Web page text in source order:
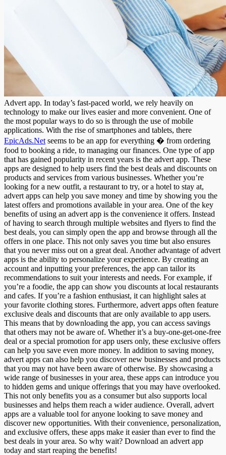
Advert app. In today’s fast-paced world, we rely heavily on
technology to make our lives easier and more convenient. One of
the most popular ways to do so is through the use of mobile
applications. With the rise of smartphones and tablets, there
EpicAds.Net seems to be an app for everything � from ordering
food to booking a ride, to managing our finances. One type of app
that has gained popularity in recent years is the advert app. These
apps are designed to help users find the best deals and discounts on
products and services from various businesses. Whether you’re
looking for a new outfit, a restaurant to try, or a hotel to stay at,
advert apps can help you save money and time by showing you the
latest offers and promotions available in your area. One of the key
benefits of using an advert app is the convenience it offers. Instead
of having to search through multiple websites and flyers to find the
best deals, you can simply open the app and browse through all the
offers in one place. This not only saves you time but also ensures
that you never miss out on a great deal. Another advantage of advert
apps is the ability to personalize your experience. By creating an
account and inputting your preferences, the app can tailor its
recommendations to suit your interests and needs. For example, if
you’re a foodie, the app can show you discounts at local restaurants
and cafes. If you’re a fashion enthusiast, it can highlight sales at
your favorite clothing stores. Furthermore, advert apps often feature
exclusive deals and discounts that are only available to app users.
This means that by downloading the app, you can access savings
that others may not be aware of. Whether it’s a buy-one-get-one-free
deal or a special promotion for app users only, these exclusive offers
can help you save even more money. In addition to saving money,
advert apps can also help you discover new businesses and products
that you may not have been aware of otherwise. By showcasing a
wide range of businesses in your area, these apps can introduce you
to hidden gems and unique offerings that you may have overlooked.
This not only benefits you as a consumer but also supports local
businesses and helps them reach a wider audience. Overall, advert
apps are a valuable tool for anyone looking to save money and
discover new opportunities. With their convenience, personalization,
and exclusive offers, these apps make it easier than ever to find the
best deals in your area. So why wait? Download an advert app
today and start reaping the benefits!